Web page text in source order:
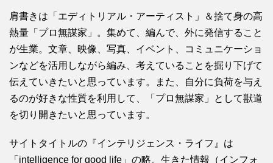
肩書きは「エディトリアル・アーティスト」＆捨て身の高
熱量「プロ無謀家」。集めて、編んで、外に発信すること
が生業。文章、映像、写真、イベント、コミュニケーショ
ンなどを活用しながら編み、考えていることを掘り下げて
伝えていきたいと思っています。また、自分に負荷を与え
るのが好きな性質を利用して、「プロ無謀家」として獣道
を切り開きたいと思っています。
サイトタイトルの『インテリジェンス・ライフ』は
「intelligence for good life」の略。生きた情報（インフォ